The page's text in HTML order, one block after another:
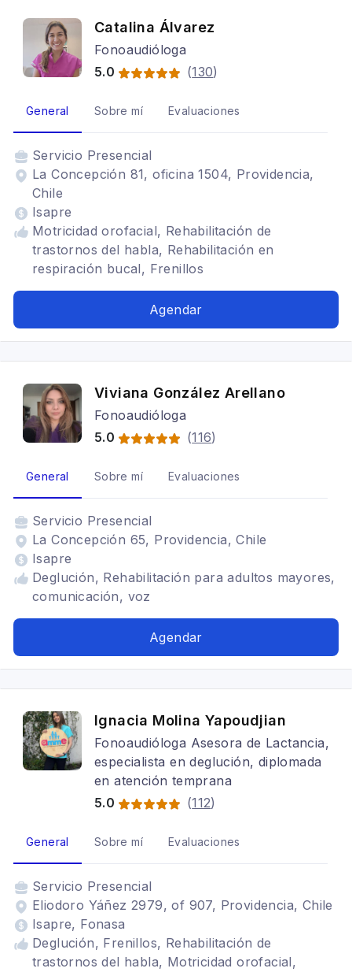
Catalina Álvarez
Fonoaudióloga
5.0
(130)
General Sobre mí Evaluaciones
Servicio Presencial
La Concepción 81, oficina 1504, Providencia,
Chile
Isapre
Motricidad orofacial, Rehabilitación de
trastornos del habla, Rehabilitación en
respiración bucal, Frenillos
Agendar
Viviana González Arellano
Fonoaudióloga
5.0
(116)
General Sobre mí Evaluaciones
Servicio Presencial
La Concepción 65, Providencia, Chile
Isapre
Deglución, Rehabilitación para adultos mayores,
comunicación, voz
Agendar
Ignacia Molina Yapoudjian
Fonoaudióloga Asesora de Lactancia,
especialista en deglución, diplomada
en atención temprana
5.0
(112)
General Sobre mí Evaluaciones
Servicio Presencial
Eliodoro Yáñez 2979, of 907, Providencia, Chile
Isapre, Fonasa
Deglución, Frenillos, Rehabilitación de
trastornos del habla, Motricidad orofacial,